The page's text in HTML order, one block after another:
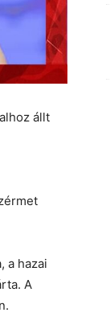
állt
a hazai
A